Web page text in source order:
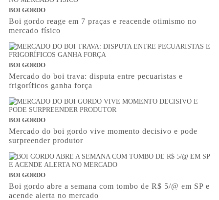
BOI GORDO
Boi gordo reage em 7 praças e reacende otimismo no
mercado físico
BOI GORDO
Mercado do boi trava: disputa entre pecuaristas e
frigoríficos ganha força
BOI GORDO
Mercado do boi gordo vive momento decisivo e pode
surpreender produtor
BOI GORDO
Boi gordo abre a semana com tombo de R$ 5/@ em SP e
acende alerta no mercado